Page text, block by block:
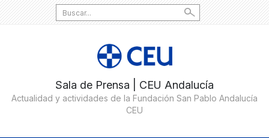
Search
for: